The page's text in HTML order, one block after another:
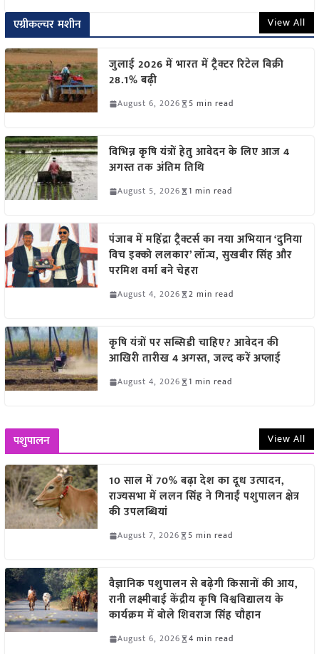
एग्रीकल्चर मशीन View All
जुलाई 2026 में भारत में ट्रैक्टर रिटेल बिक्री
28.1% बढ़ी
August 6, 2026 5 min read
विभिन्न कृषि यंत्रों हेतु आवेदन के लिए आज 4
अगस्त तक अंतिम तिथि
August 5, 2026 1 min read
पंजाब में महिंद्रा ट्रैक्टर्स का नया अभियान ‘दुनिया
विच इक्को ललकार’ लॉन्च, सुखबीर सिंह और
परमिश वर्मा बने चेहरा
August 4, 2026 2 min read
कृषि यंत्रों पर सब्सिडी चाहिए? आवेदन की
आखिरी तारीख 4 अगस्त, जल्द करें अप्लाई
August 4, 2026 1 min read
पशुपालन View All
10 साल में 70% बढ़ा देश का दूध उत्पादन,
राज्यसभा में ललन सिंह ने गिनाईं पशुपालन क्षेत्र
की उपलब्धियां
August 7, 2026 5 min read
वैज्ञानिक पशुपालन से बढ़ेगी किसानों की आय,
रानी लक्ष्मीबाई केंद्रीय कृषि विश्वविद्यालय के
कार्यक्रम में बोले शिवराज सिंह चौहान
August 6, 2026 4 min read